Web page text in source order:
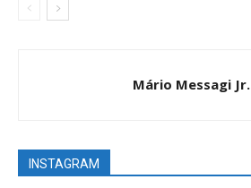
Mário Messagi Jr.
INSTAGRAM